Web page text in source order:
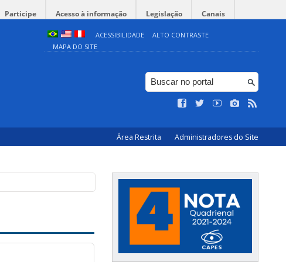
Participe Acesso à informação Legislação Canais
ACESSIBILIDADE
ALTO CONTRASTE
MAPA DO SITE
Área Restrita Administradores do Site